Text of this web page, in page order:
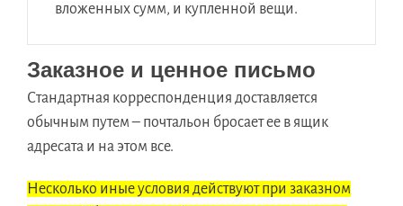
вложенных сумм, и купленной вещи.
Заказное и ценное письмо
Стандартная корреспонденция доставляется
обычным путем – почтальон бросает ее в ящик
адресата и на этом все.
Несколько иные условия действуют при заказном